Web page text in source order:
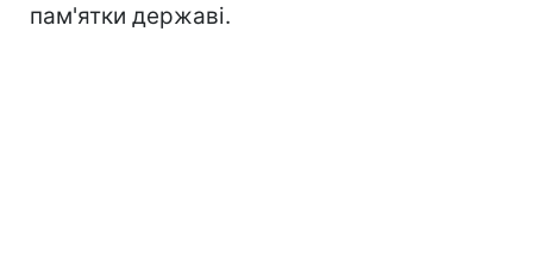
пам'ятки державі.